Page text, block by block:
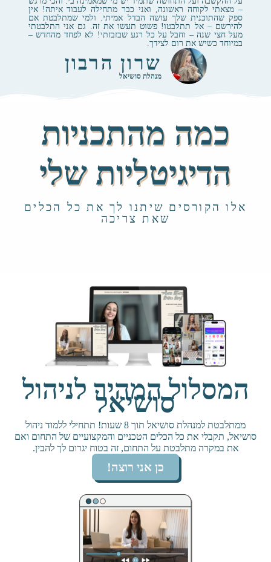
– מצאתי לקוחה ראשונה, ואני כבר מתחילה לעבוד איתה! אין
ספק שהתוכנית שלך עושה הבדל אמיתי. ולמי שמתלבטת אם
להירשם – אל תתלבטו! פשוט תעשו את זה. גם אני התלבטתי
מעל חצי שנה – וחבל על כל רגע שבזבזתי! לא לפחד מהחדש –
במיוחד כשיש את רום לצידך.
שרון הרבון
מנהלת סושיאל
כמה מהתכניות
הדיגיטליות שלי
אלו הקורסים שיתנו לך את כל הכלים
שאת צריכה
המסלול המהיר לניהול
סושיאל
ממתלבטת למנהלת סושיאל תוך 8 שעות! תתחילי ללמוד ניהול
סושיאל, תקבלי את כל הכלים הטכניים והמקצועיים של התחום ואם
את במקרה מתלבטת על התחום, זה בטוח יגרום לך להבין.
כן אני רוצה!